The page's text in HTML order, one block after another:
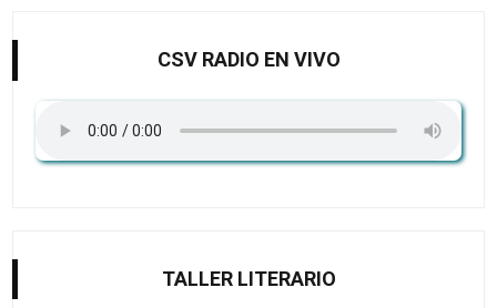
CSV RADIO EN VIVO
TALLER LITERARIO